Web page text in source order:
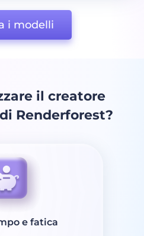
i modelli
il creatore
di Renderforest?
e fatica